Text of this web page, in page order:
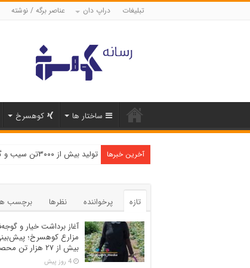
تبلیغات دراپ دان عناصر برگه / نوشته
ساختار ها کوهسرخ
آخرین خبرها تولید بیش از ۳۰۰۰تن سیب و گلابی در شهرستان کوهسرخ
تازه پرخواننده نظرها
برچسب
آغاز برداشت خیار و
مزارع کوهسرخ؛
بیش از ۲۷ هزار تن محصول
4 روز پیش